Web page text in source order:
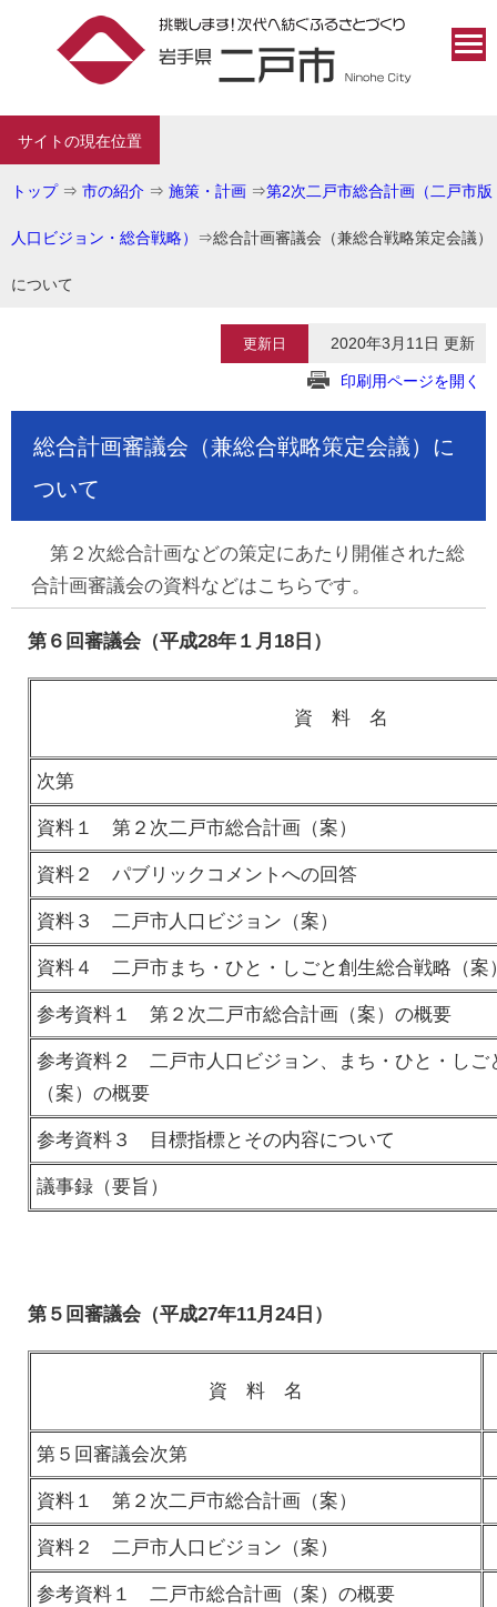
サイトの現在位置
トップ⇒ 市の紹介 ⇒ 施策・計画 ⇒第2次二戸市総合計画（二戸市版
人口ビジョン・総合戦略） ⇒総合計画審議会（兼総合戦略策定会議）
について
更新日 2020年3月11日 更新
印刷用ページを開く
総合計画審議会（兼総合戦略策定会議）に
ついて
第２次総合計画などの策定にあたり開催された総
合計画審議会の資料などはこちらです。
第６回審議会（平成28年１月18日）
資 料 名
次第
資料１ 第２次二戸市総合計画（案）
資料２ パブリックコメントへの回答
資料３ 二戸市人口ビジョン（案）
資料４ 二戸市まち・ひと・しごと創生総合戦略（案
参考資料１ 第２次二戸市総合計画（案）の概要
参考資料２ 二戸市人口ビジョン、まち・ひと・しご
（案）の概要
参考資料３ 目標指標とその内容について
議事録（要旨）
第５回審議会（平成27年11月24日）
資 料 名
第５回審議会次第
資料１ 第２次二戸市総合計画（案）
資料２ 二戸市人口ビジョン（案）
参考資料１ 二戸市総合計画（案）の概要